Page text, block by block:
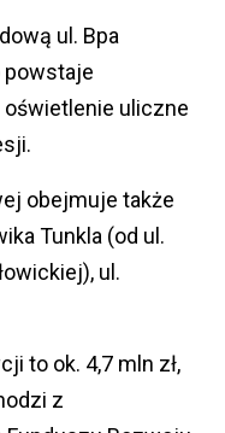
ul. Bpa
powstaje
uliczne
obejmuje także
Tunkla (od ul.
ul.
to ok. 4,7 mln zł,
z